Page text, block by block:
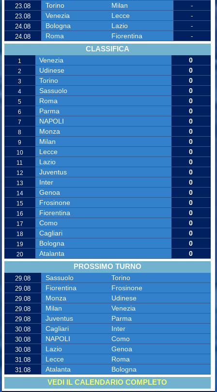
23.08
Torino Milan
-
23.08
Venezia Lecce
-
24.08
Bologna Lazio
-
24.08
Roma Fiorentina -
CLASSIFICA
1 Venezia 0
2 Udinese 0
3 Torino 0
4 Sassuolo 0
5 Roma 0
6 Parma 0
7 NAPOLI 0
8 Monza 0
9 Milan 0
10 Lecce 0
11 Lazio 0
12 Juventus 0
13 Inter 0
14 Genoa 0
15 Frosinone 0
16 Fiorentina 0
17 Como 0
18 Cagliari 0
19 Bologna 0
20 Atalanta 0
PROSSIMO TURNO
29.08 Sassuolo Torino
29.08 Fiorentina Frosinone
29.08 Monza Udinese
29.08 Milan Venezia
29.08 Juventus Parma
30.08 Cagliari Inter
30.08 NAPOLI Como
30.08 Lazio Genoa
31.08 Lecce Roma
31.08 Atalanta Bologna
VEDI IL CALENDARIO COMPLETO